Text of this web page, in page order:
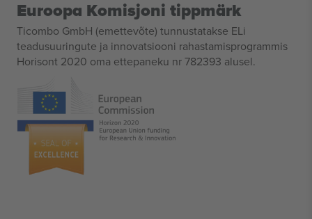
Euroopa Komisjoni tippmärk
Ticombo GmbH (emettevõte) tunnustatakse ELi
teadusuuringute ja innovatsiooni rahastamisprogrammis
Horisont 2020 oma ettepaneku nr 782393 alusel.